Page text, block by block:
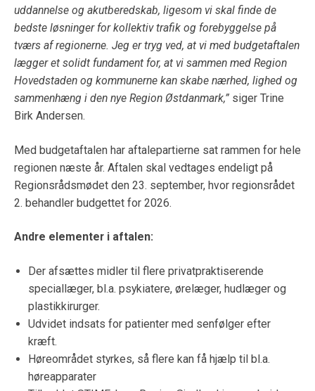
uddannelse og akutberedskab, ligesom vi skal finde de
bedste løsninger for kollektiv trafik og forebyggelse på
tværs af regionerne. Jeg er tryg ved, at vi med budgetaftalen
lægger et solidt fundament for, at vi sammen med Region
Hovedstaden og kommunerne kan skabe nærhed, lighed og
sammenhæng i den nye Region Østdanmark,” siger Trine
Birk Andersen.
Med budgetaftalen har aftalepartierne sat rammen for hele
regionen næste år. Aftalen skal vedtages endeligt på
Regionsrådsmødet den 23. september, hvor regionsrådet
2. behandler budgettet for 2026.
Andre elementer i aftalen:
Der afsættes midler til flere privatpraktiserende
speciallæger, bl.a. psykiatere, ørelæger, hudlæger og
plastikkirurger.
Udvidet indsats for patienter med senfølger efter
kræft.
Høreområdet styrkes, så flere kan få hjælp til bl.a.
høreapparater